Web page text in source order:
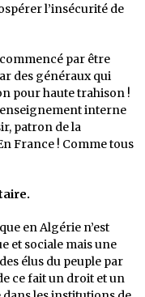
l’insécurité de
par être
des généraux qui
pour haute trahison !
interne
patron de la
France ! Comme tous
en Algérie n’est
et sociale mais une
élus du peuple par
ce fait un droit et un